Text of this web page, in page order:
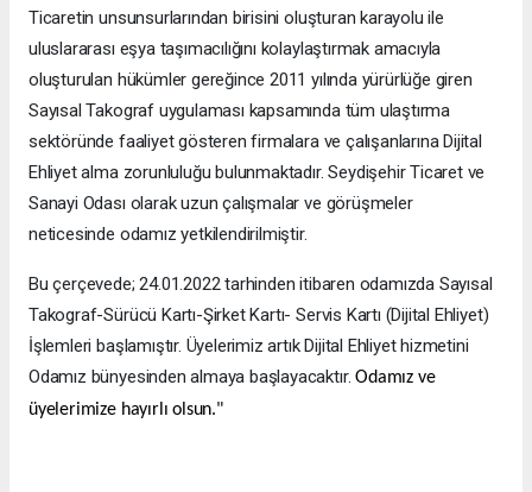
Ticaretin unsunsurlarından birisini oluşturan karayolu ile
uluslararası eşya taşımacılığını kolaylaştırmak amacıyla
oluşturulan hükümler gereğince 2011 yılında yürürlüğe giren
Sayısal Takograf uygulaması kapsamında tüm ulaştırma
sektöründe faaliyet gösteren firmalara ve çalışanlarına Dijital
Ehliyet alma zorunluluğu bulunmaktadır. Seydişehir Ticaret ve
Sanayi Odası olarak uzun çalışmalar ve görüşmeler
neticesinde odamız yetkilendirilmiştir.
Bu çerçevede; 24.01.2022 tarhinden itibaren odamızda Sayısal
Takograf-Sürücü Kartı-Şirket Kartı- Servis Kartı (Dijital Ehliyet)
İşlemleri başlamıştır. Üyelerimiz artık Dijital Ehliyet hizmetini
Odamız bünyesinden almaya başlayacaktır.Odamız ve
üyelerimize hayırlı olsun."